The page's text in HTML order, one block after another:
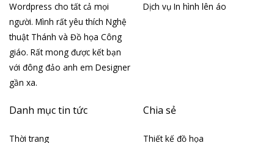
Wordpress cho tất cả mọi
người. Mình rất yêu thích Nghệ
thuật Thánh và Đồ họa Công
giáo. Rất mong được kết bạn
với đông đảo anh em Designer
gần xa.
Dịch vụ In hình lên áo
Danh mục tin tức
Thời trang
Chia sẻ
Thiết kế đồ họa